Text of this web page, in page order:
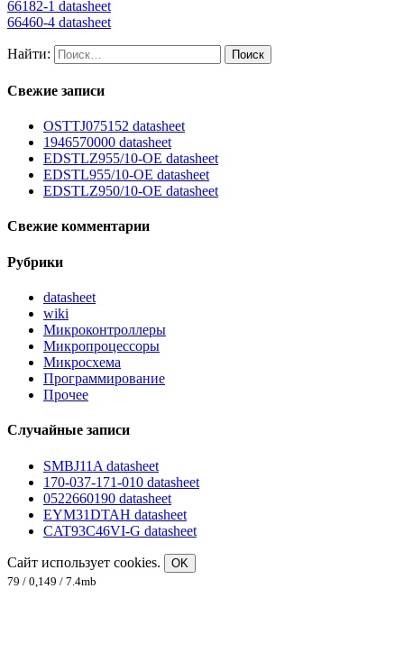
66182-1 datasheet
66460-4 datasheet
Найти:
Свежие записи
OSTTJ075152 datasheet
1946570000 datasheet
EDSTLZ955/10-OE datasheet
EDSTL955/10-OE datasheet
EDSTLZ950/10-OE datasheet
Свежие комментарии
Рубрики
datasheet
wiki
Микроконтроллеры
Микропроцессоры
Микросхема
Программирование
Прочее
Случайные записи
SMBJ11A datasheet
170-037-171-010 datasheet
0522660190 datasheet
EYM31DTAH datasheet
CAT93C46VI-G datasheet
Сайт использует cookies.
OK
79 / 0,149 / 7.4mb